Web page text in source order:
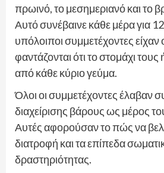
πρωινό, το μεσημεριανό και το
Αυτό συνέβαινε κάθε μέρα για
υπόλοιποι συμμετέχοντες
φαντάζονται ότι το στομάχι
από κάθε κύριο γεύμα.
Όλοι οι συμμετέχοντες έλαβαν
διαχείρισης βάρους ως μέρος
Αυτές αφορούσαν το πώς να
διατροφή και τα επίπεδα
δραστηριότητας.